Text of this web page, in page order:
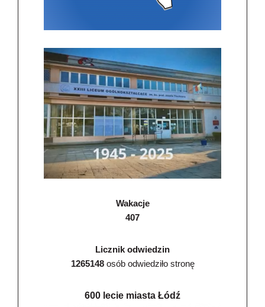
Wakacje
407
Licznik odwiedzin
1265148osób odwiedziło stronę
600 lecie miasta Łódź